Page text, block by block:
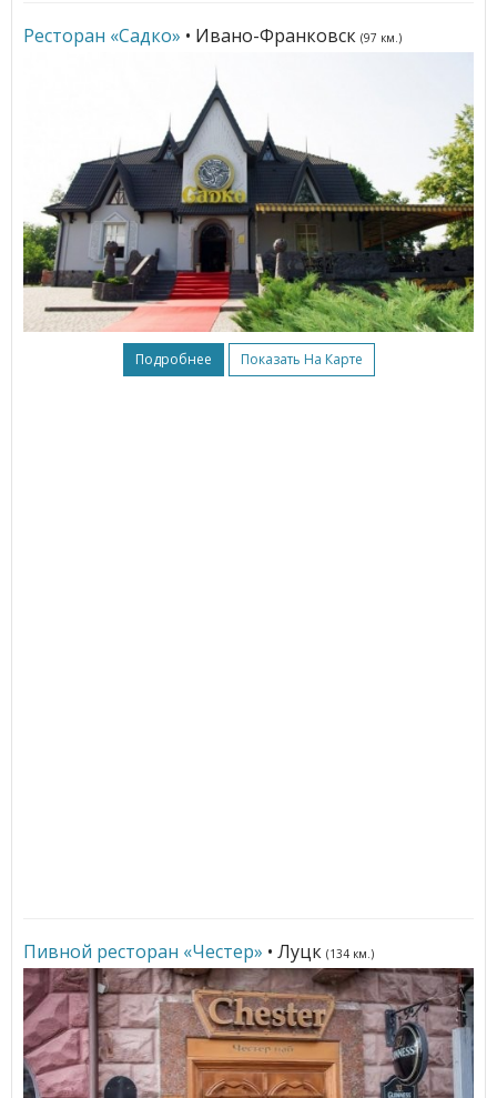
Ресторан «Садко» • Ивано-Франковск (97 км.)
Подробнее Показать На Карте
Пивной ресторан «Честер» • Луцк (134 км.)